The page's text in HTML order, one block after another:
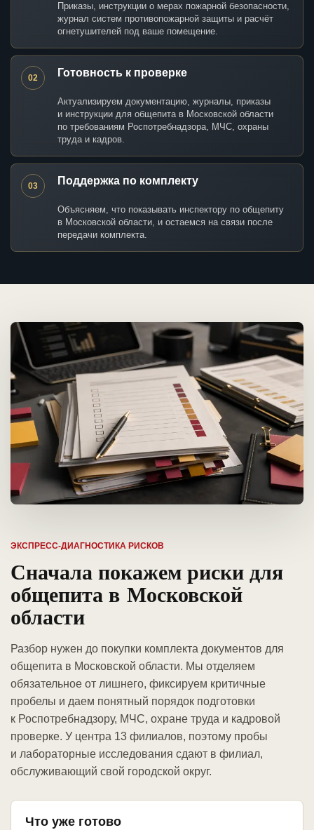
Приказы, инструкции о мерах пожарной безопасности,
журнал систем противопожарной защиты и расчёт
огнетушителей под ваше помещение.
02 Готовность к проверке
Актуализируем документацию, журналы, приказы
и инструкции для общепита в Московской области
по требованиям Роспотребнадзора, МЧС, охраны
труда и кадров.
03 Поддержка по комплекту
Объясняем, что показывать инспектору по общепиту
в Московской области, и остаемся на связи после
передачи комплекта.
ЭКСПРЕСС-ДИАГНОСТИКА РИСКОВ
Сначала покажем риски для
общепита в Московской
области
Разбор нужен до покупки комплекта документов для
общепита в Московской области. Мы отделяем
обязательное от лишнего, фиксируем критичные
пробелы и даем понятный порядок подготовки
к Роспотребнадзору, МЧС, охране труда и кадровой
проверке. У центра 13 филиалов, поэтому пробы
и лабораторные исследования сдают в филиал,
обслуживающий свой городской округ.
Что уже готово